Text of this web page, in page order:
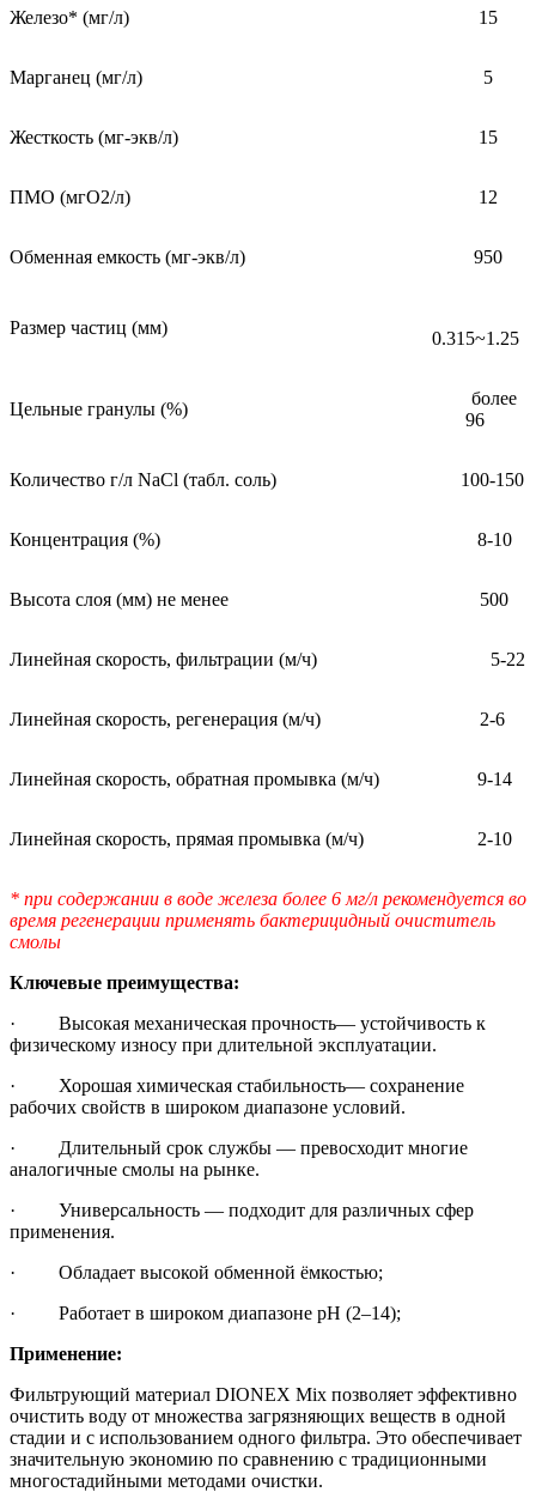
Железо* (мг/л) 15
Марганец (мг/л) 5
Жесткость (мг-экв/л) 15
ПМО (мгО2/л) 12
Обменная емкость (мг-экв/л) 950
Размер частиц (мм)
0.315~1.25
Цельные гранулы (%)
более
96
Количество г/л NaCl (табл. соль) 100-150
Концентрация (%) 8-10
Высота слоя (мм) не менее 500
Линейная скорость, фильтрации (м/ч) 5-22
Линейная скорость, регенерация (м/ч) 2-6
Линейная скорость, обратная промывка (м/ч) 9-14
Линейная скорость, прямая промывка (м/ч) 2-10
* при содержании в воде железа более 6 мг/л рекомендуется во
время регенерации применять бактерицидный очиститель
смолы
Ключевые преимущества:
· Высокая механическая прочность— устойчивость к
физическому износу при длительной эксплуатации.
· Хорошая химическая стабильность— сохранение
рабочих свойств в широком диапазоне условий.
· Длительный срок службы — превосходит многие
аналогичные смолы на рынке.
· Универсальность — подходит для различных сфер
применения.
· Обладает высокой обменной ёмкостью;
· Работает в широком диапазоне pH (2–14);
Применение:
Фильтрующий материал DIONEX Mix позволяет эффективно
очистить воду от множества загрязняющих веществ в одной
стадии и с использованием одного фильтра. Это обеспечивает
значительную экономию по сравнению с традиционными
многостадийными методами очистки.